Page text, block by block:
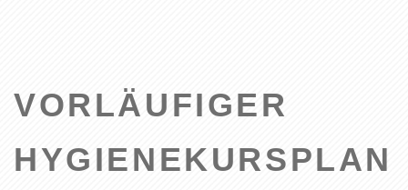
VORLÄUFIGER
HYGIENEKURSPLAN